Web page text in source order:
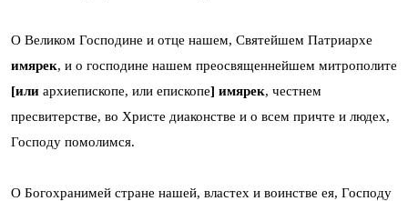
О Великом Господине и отце нашем, Святейшем Патриархе
имярек, и о господине нашем преосвященнейшем митрополите
[или архиепископе, или епископе] имярек, честнем
пресвитерстве, во Христе диаконстве и о всем причте и людех,
Господу помолимся.
О Богохранимей стране нашей, властех и воинстве ея, Господу